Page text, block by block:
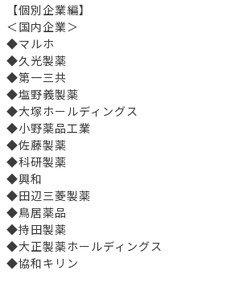
【個別企業編】
＜国内企業＞
◆マルホ
◆久光製薬
◆第一三共
◆塩野義製薬
◆大塚ホールディングス
◆小野薬品工業
◆佐藤製薬
◆科研製薬
◆興和
◆田辺三菱製薬
◆鳥居薬品
◆持田製薬
◆大正製薬ホールディングス
◆協和キリン